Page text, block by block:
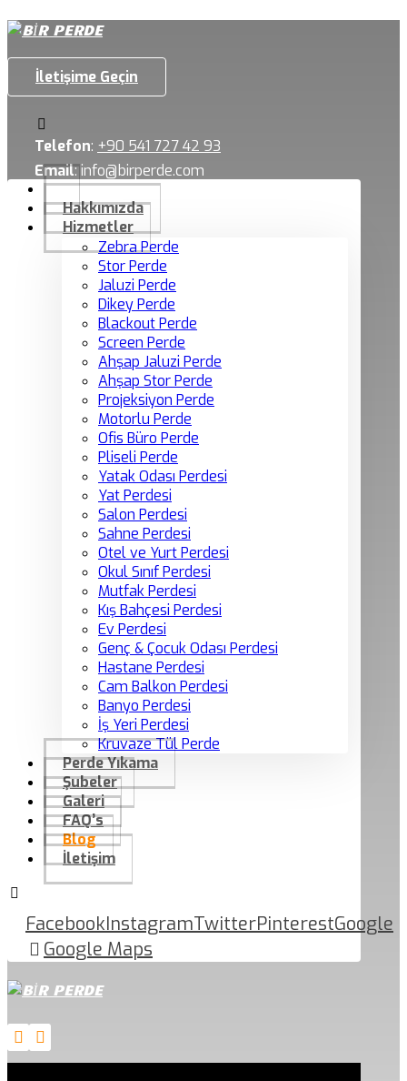
İletişime Geçin
Telefon: +90 541 727 42 93
Email:info@birperde.com
Hakkımızda
Hizmetler
Zebra Perde
Stor Perde
Jaluzi Perde
Dikey Perde
Blackout Perde
Screen Perde
Ahşap Jaluzi Perde
Ahşap Stor Perde
Projeksiyon Perde
Motorlu Perde
Ofis Büro Perde
Pliseli Perde
Yatak Odası Perdesi
Yat Perdesi
Salon Perdesi
Sahne Perdesi
Otel ve Yurt Perdesi
Okul Sınıf Perdesi
Mutfak Perdesi
Kış Bahçesi Perdesi
Ev Perdesi
Genç & Çocuk Odası Perdesi
Hastane Perdesi
Cam Balkon Perdesi
Banyo Perdesi
İş Yeri Perdesi
Kruvaze Tül Perde
Perde Yıkama
Şubeler
Galeri
FAQ’s
Blog
İletişim
FacebookInstagramTwitterPinterestGoogle
Google Maps